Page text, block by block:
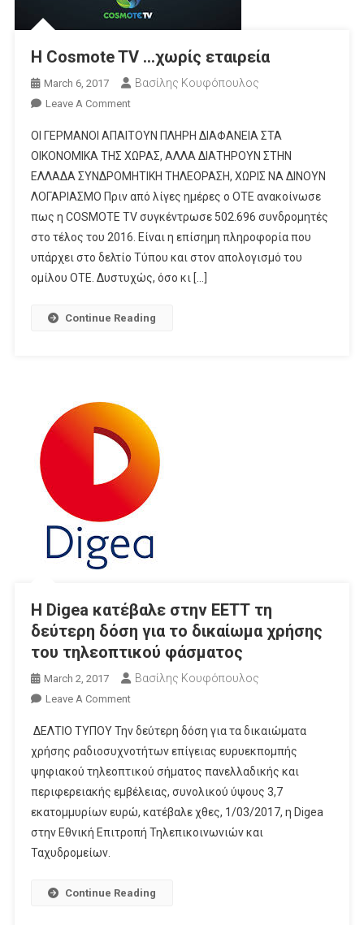
Η Cosmote TV …χωρίς εταιρεία
March 6, 2017 Βασίλης Κουφόπουλος
Leave A CommentOn
Cosmote
TV
…
Χωρίς
Εταιρεία
ΟΙ ΓΕΡΜΑΝΟΙ ΑΠΑΙΤΟΥΝ ΠΛΗΡΗ ΔΙΑΦΑΝΕΙΑ ΣΤΑ
ΟΙΚΟΝΟΜΙΚΑ ΤΗΣ ΧΩΡΑΣ, ΑΛΛΑ ΔΙΑΤΗΡΟΥΝ ΣΤΗΝ
ΕΛΛΑΔΑ ΣΥΝΔΡΟΜΗΤΙΚΗ ΤΗΛΕΟΡΑΣΗ, ΧΩΡΙΣ ΝΑ ΔΙΝΟΥΝ
ΛΟΓΑΡΙΑΣΜΟ Πριν από λίγες ημέρες ο ΟΤΕ ανακοίνωσε
πως η COSMOTE TV συγκέντρωσε 502.696 συνδρομητές
στο τέλος του 2016. Είναι η επίσημη πληροφορία που
υπάρχει στο δελτίο Τύπου και στον απολογισμό του
ομίλου ΟΤΕ. Δυστυχώς, όσο κι […]
Continue Reading
H Digea κατέβαλε στην ΕΕΤΤ τη
δεύτερη δόση για το δικαίωμα χρήσης
του τηλεοπτικού φάσματος
March 2, 2017 Βασίλης Κουφόπουλος
Leave A CommentOn
Digea
Κατέβαλε
Στην
ΕΕΤΤ
Τη
Δεύτερη
Δικαίωμα
ΔΕΛΤΙΟ ΤΥΠΟΥ Την δεύτερη δόση για τα δικαιώματα
χρήσης ραδιοσυχνοτήτων επίγειας ευρυεκπομπής
ψηφιακού τηλεοπτικού σήματος πανελλαδικής και
περιφερειακής εμβέλειας, συνολικού ύψους 3,7
εκατομμυρίων ευρώ, κατέβαλε χθες, 1/03/2017, η Digea
στην Εθνική Επιτροπή Τηλεπικοινωνιών και
Ταχυδρομείων.
Continue Reading